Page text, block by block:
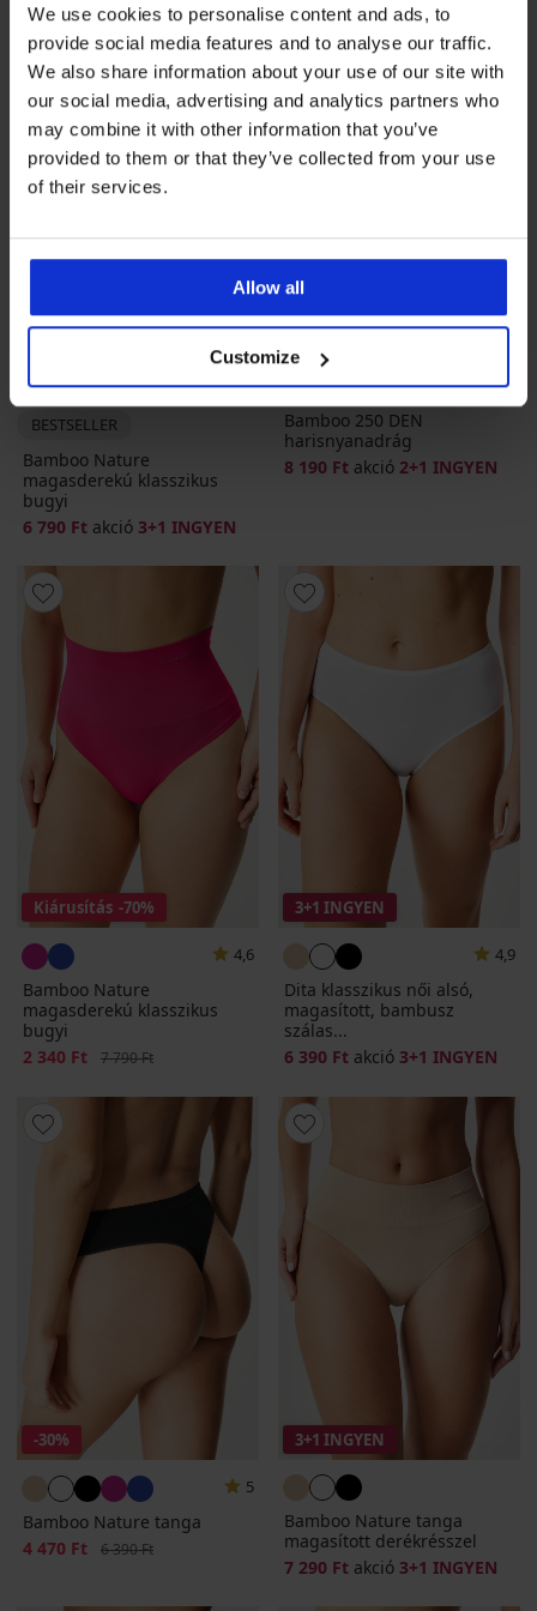
We use cookies to personalise content and ads, to
provide social media features and to analyse our traffic.
We also share information about your use of our site with
our social media, advertising and analytics partners who
may combine it with other information that you’ve
provided to them or that they’ve collected from your use
of their services.
Allow all
Customize
5
BESTSELLER
Bamboo Nature
magasderekú klasszikus
bugyi
6 790 Ft akció 3+1 INGYEN
5
Bamboo 250 DEN
harisnyanadrág
8 190 Ft akció 2+1 INGYEN
Kiárusítás -70%
4,6
Bamboo Nature
magasderekú klasszikus
bugyi
Kedvezmény
2 340 Ft Eredeti ár
7 790 Ft
3+1 INGYEN
4,9
Dita klasszikus női alsó,
magasított, bambusz
szálas...
6 390 Ft akció 3+1 INGYEN
-30%
5
Bamboo Nature tanga
Kedvezmény
4 470 Ft Eredeti ár
6 390 Ft
3+1 INGYEN
Bamboo Nature tanga
magasított derékrésszel
7 290 Ft akció 3+1 INGYEN